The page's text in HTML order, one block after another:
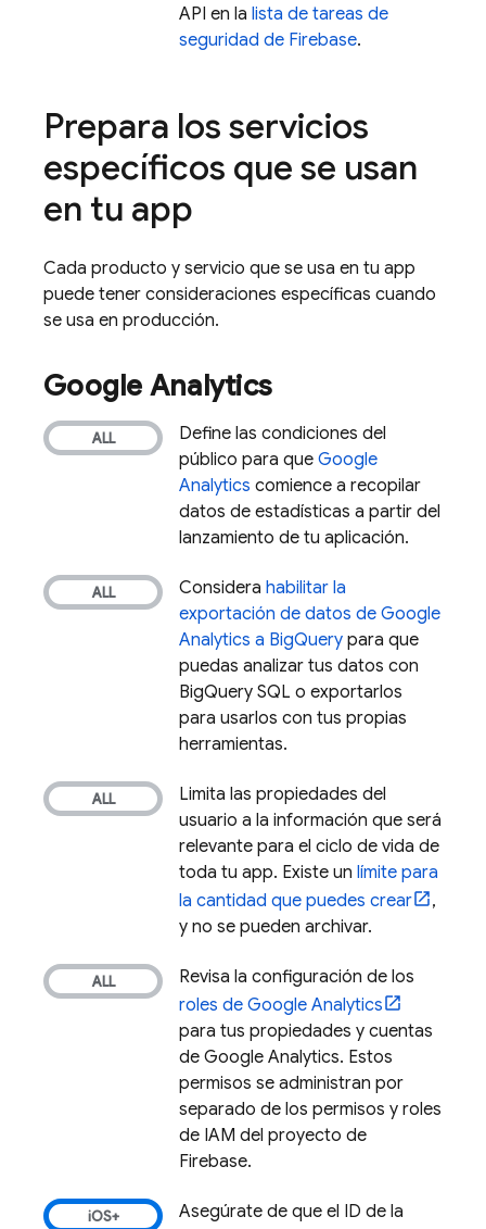
API en la lista de tareas de
seguridad de Firebase.
Prepara los servicios
específicos que se usan
en tu app
Cada producto y servicio que se usa en tu app
puede tener consideraciones específicas cuando
se usa en producción.
Google Analytics
Define las condiciones del
público para que Google
Analytics comience a recopilar
datos de estadísticas a partir del
lanzamiento de tu aplicación.
Considera habilitar la
exportación de datos de Google
Analytics a BigQuery para que
puedas analizar tus datos con
BigQuery SQL o exportarlos
para usarlos con tus propias
herramientas.
Limita las propiedades del
usuario a la información que será
relevante para el ciclo de vida de
toda tu app. Existe un límite para
la cantidad que puedes crear
,
y no se pueden archivar.
Revisa la configuración de los
roles de Google Analytics
para tus propiedades y cuentas
de Google Analytics. Estos
permisos se administran por
separado de los permisos y roles
de IAM del proyecto de
Firebase.
Asegúrate de que el ID de la